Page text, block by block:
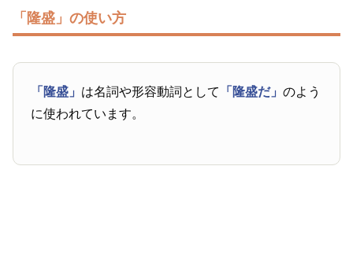
「隆盛」の使い方
「隆盛」 は名詞や形容動詞として 「隆盛だ」のよう
に使われています。